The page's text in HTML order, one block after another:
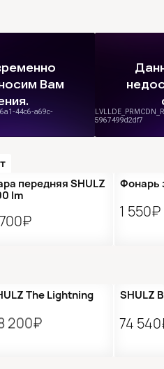
передняя SHULZ
lm
Фонарь
1 550₽
The Lightning
200₽
SHULZ
74